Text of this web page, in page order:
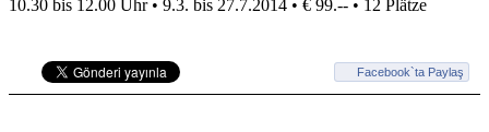
10.30 bis 12.00 Uhr • 9.3. bis 27.7.2014 • € 99.-- • 12 Plätze
Facebook`ta Paylaş